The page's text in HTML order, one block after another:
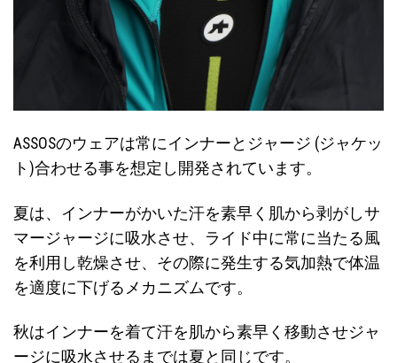
ASSOSのウェアは常にインナーとジャージ (ジャケッ
ト)合わせる事を想定し開発されています。
夏は、インナーがかいた汗を素早く肌から剥がしサ
マージャージに吸水させ、ライド中に常に当たる風
を利用し乾燥させ、その際に発生する気加熱で体温
を適度に下げるメカニズムです。
秋はインナーを着て汗を肌から素早く移動させジャ
ージに吸水させるまでは夏と同じです。